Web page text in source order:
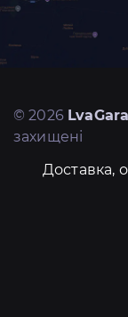
© 2026
захищені
Доставка,